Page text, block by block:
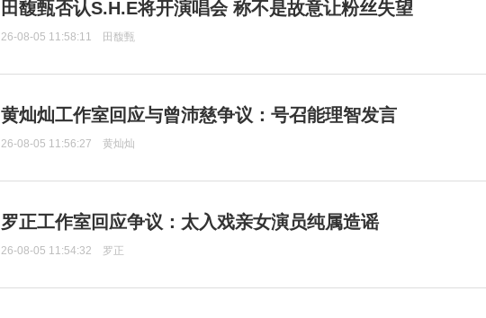
田馥甄否认S.H.E将开演唱会 称不是故意让粉丝失望
26-08-05 11:58:11 田馥甄
黄灿灿工作室回应与曾沛慈争议：号召能理智发言
26-08-05 11:56:27 黄灿灿
罗正工作室回应争议：太入戏亲女演员纯属造谣
26-08-05 11:54:32 罗正